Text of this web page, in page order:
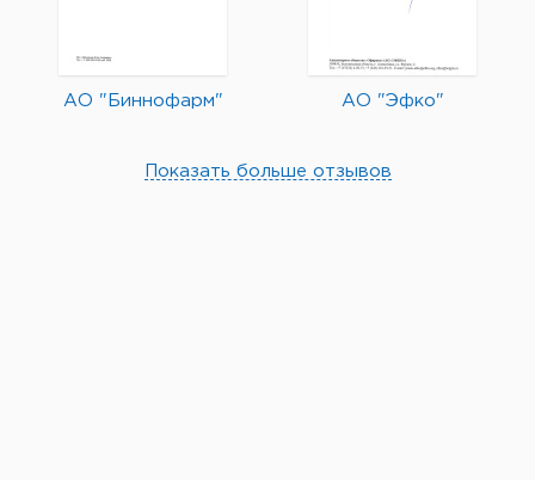
АО "Биннофарм" АО "Эфко"
Показать больше отзывов